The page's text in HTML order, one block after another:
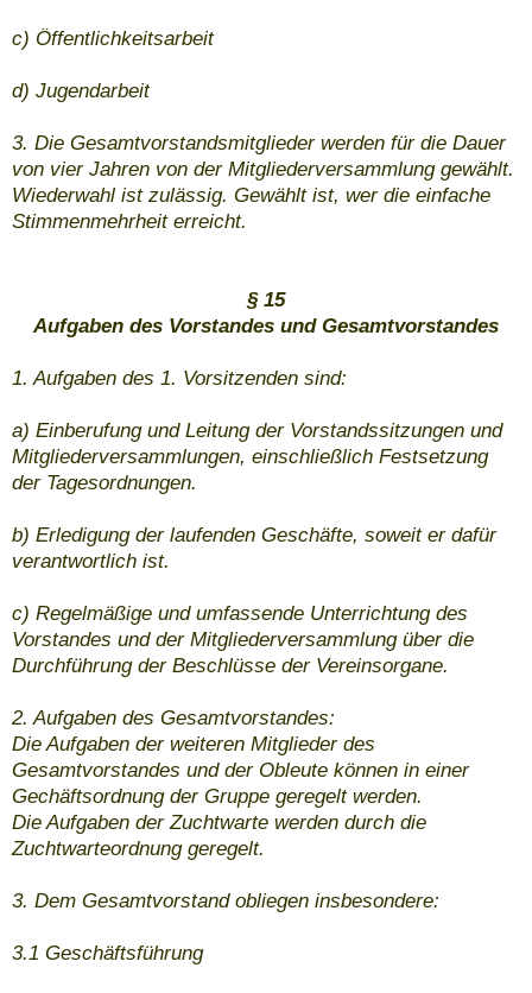
c) Öffentlichkeitsarbeit
d) Jugendarbeit
3. Die Gesamtvorstandsmitglieder werden für die Dauer
von vier Jahren von der Mitgliederversammlung gewählt.
Wiederwahl ist zulässig. Gewählt ist, wer die einfache
Stimmenmehrheit erreicht.
§ 15
Aufgaben des Vorstandes und Gesamtvorstandes
1. Aufgaben des 1. Vorsitzenden sind:
a) Einberufung und Leitung der Vorstandssitzungen und
Mitgliederversammlungen, einschließlich Festsetzung
der Tagesordnungen.
b) Erledigung der laufenden Geschäfte, soweit er dafür
verantwortlich ist.
c) Regelmäßige und umfassende Unterrichtung des
Vorstandes und der Mitgliederversammlung über die
Durchführung der Beschlüsse der Vereinsorgane.
2. Aufgaben des Gesamtvorstandes:
Die Aufgaben der weiteren Mitglieder des
Gesamtvorstandes und der Obleute können in einer
Gechäftsordnung der Gruppe geregelt werden.
Die Aufgaben der Zuchtwarte werden durch die
Zuchtwarteordnung geregelt.
3. Dem Gesamtvorstand obliegen insbesondere:
3.1 Geschäftsführung